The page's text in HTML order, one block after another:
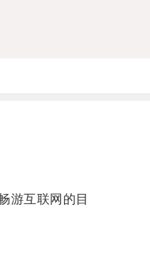
游互联网的目